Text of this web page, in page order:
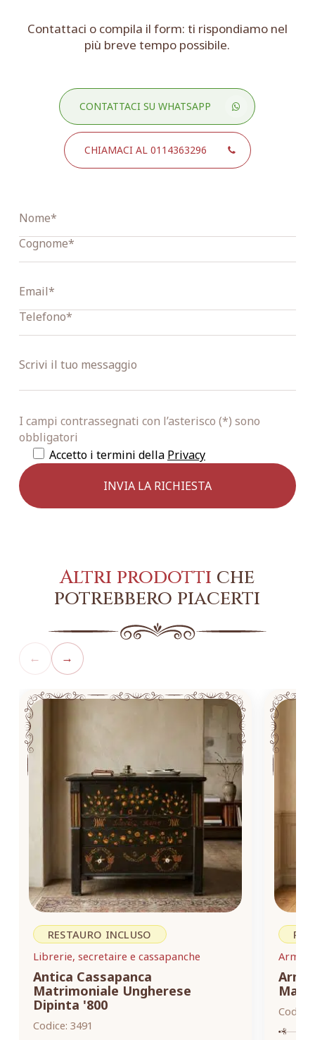
Contattaci o compila il form: ti rispondiamo nel
più breve tempo possibile.
CONTATTACI SU WHATSAPP
CHIAMACI AL 0114363296
I campi contrassegnati con l’asterisco (*) sono
obbligatori
Accetto i termini della Privacy
Altri prodotti che
potrebbero piacerti
← →
RESTAURO INCLUSO
Librerie, secretaire e cassapanche
Antica Cassapanca
Matrimoniale Ungherese
Dipinta '800
Codice: 3491
Codice: